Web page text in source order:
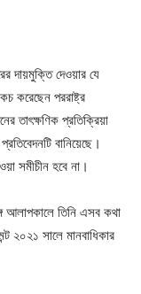
দায়মুক্তি দেওয়ার যে
করেছেন পররাষ্ট্র
তাৎক্ষণিক প্রতিক্রিয়া
বানিয়েছে।
সমীচীন হবে না।
আলাপকালে তিনি এসব কথা
২০২১ সালে মানবাধিকার